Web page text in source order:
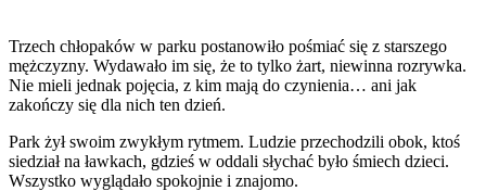
Trzech chłopaków w parku postanowiło pośmiać się z starszego
mężczyzny. Wydawało im się, że to tylko żart, niewinna rozrywka.
Nie mieli jednak pojęcia, z kim mają do czynienia… ani jak
zakończy się dla nich ten dzień.
Park żył swoim zwykłym rytmem. Ludzie przechodzili obok, ktoś
siedział na ławkach, gdzieś w oddali słychać było śmiech dzieci.
Wszystko wyglądało spokojnie i znajomo.